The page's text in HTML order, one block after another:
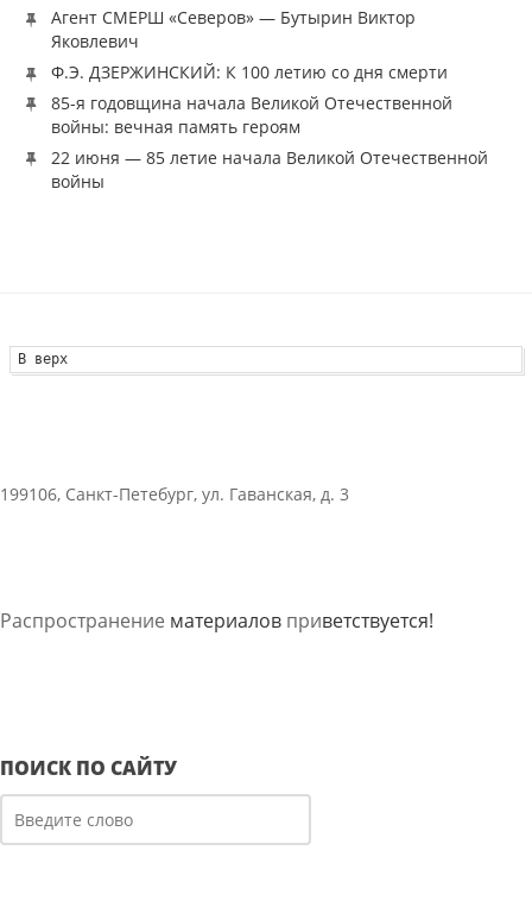
Агент СМЕРШ «Северов» — Бутырин Виктор
Яковлевич
Ф.Э. ДЗЕРЖИНСКИЙ: К 100 летию со дня смерти
85-я годовщина начала Великой Отечественной
войны: вечная память героям
22 июня — 85 летие начала Великой Отечественной
войны
В верх
199106, Санкт-Петебург, ул. Гаванская, д. 3
Распространение материалов приветствуется!
ПОИСК ПО САЙТУ